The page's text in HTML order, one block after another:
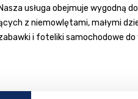
usługa obejmuje wygodną
z niemowlętami, małymi
i foteliki samochodowe